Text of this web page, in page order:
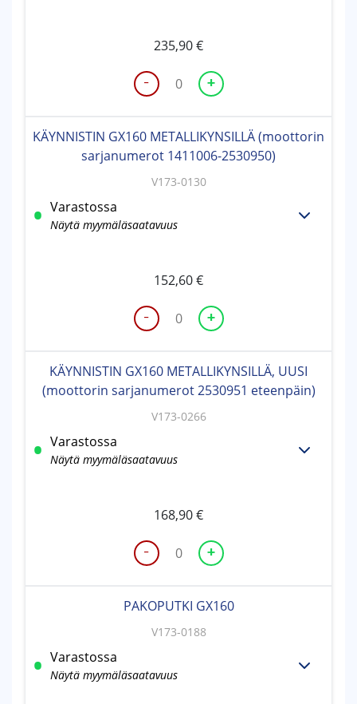
-
KÄYNNISTIN
GX160
(moottorin
sarjanumerot
1411005
määrä
+
235,90€
-
KÄYNNISTIN
GX160
(moottorin
sarjanumerot
1411006-
määrä
+
KÄYNNISTIN GX160 METALLIKYNSILLÄ (moottorin
sarjanumerot 1411006-2530950)
V173-0130
Varastossa
Näytä myymäläsaatavuus
152,60€
-
KÄYNNISTIN
GX160
UUSI
(moottorin
2530951
+
KÄYNNISTIN GX160 METALLIKYNSILLÄ, UUSI
(moottorin sarjanumerot 2530951 eteenpäin)
V173-0266
Varastossa
Näytä myymäläsaatavuus
168,90€
PAKOPUTKI GX160
V173-0188
Varastossa
Näytä myymäläsaatavuus